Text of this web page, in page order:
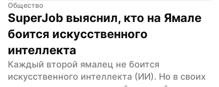
Общество
SuperJob выяснил, кто на Ямале
боится искусственного
интеллекта
Каждый второй ямалец не боится
искусственного интеллекта (ИИ). Но в своих